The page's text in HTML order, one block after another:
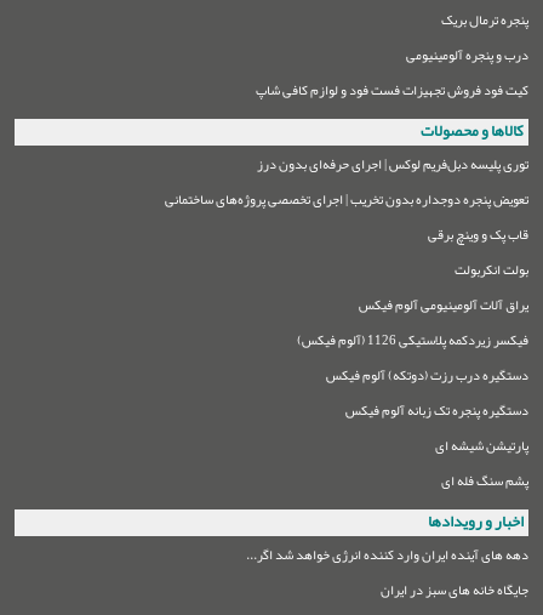
پنجره ترمال بریک
درب و پنجره آلومینیومی
کیت فود فروش تجهیزات فست فود و لوازم کافی شاپ
کالاها و محصولات
توری پلیسه دبل‌فریم لوکس | اجرای حرفه‌ای بدون درز
تعویض پنجره دوجداره بدون تخریب | اجرای تخصصی پروژه‌های ساختمانی
قاب پک و وینچ برقی
بولت انکربولت
یراق آلات آلومینیومی آلوم فیکس
فیکسر زیردکمه پلاستیکی 1126 (آلوم فیکس)
دستگیره درب رزت (دوتکه) آلوم فیکس
دستگیره پنجره تک زبانه آلوم فیکس
پارتیشن شیشه ای
پشم سنگ فله ای
اخبار و رویدادها
دهه های آینده ایران وارد کننده انرژی خواهد شد اگر...
جایگاه خانه های سبز در ایران